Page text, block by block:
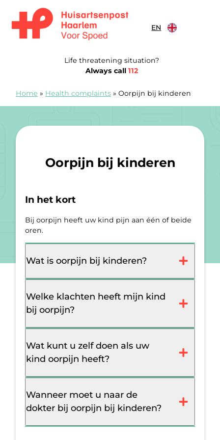
EN
Life threatening situation?
Always call 112
Home » Health complaints » Oorpijn bij kinderen
Oorpijn bij kinderen
In het kort
Bij oorpijn heeft uw kind pijn aan één of beide
oren.
Wat is oorpijn bij kinderen?
Welke klachten heeft mijn kind
bij oorpijn?
Wat kunt u zelf doen als uw
kind oorpijn heeft?
Wanneer moet u naar de
dokter bij oorpijn bij kinderen?